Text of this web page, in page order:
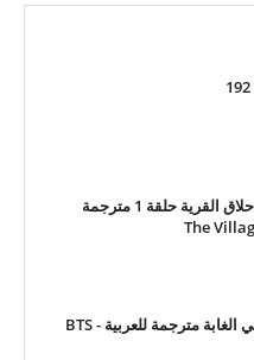
برنامج بارك بوغوم حلاق القرية حلقة 1 مترجمة
الحلقة 1 من بتس في الغابة مترجمة للعربية - BTS